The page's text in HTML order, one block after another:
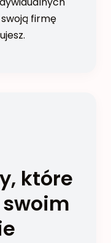
firmę
które